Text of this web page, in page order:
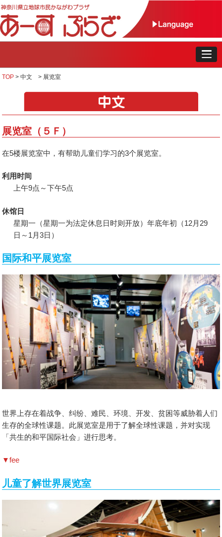
TOP >中文 > 展览室
展览室（５Ｆ）
在5楼展览室中，有帮助儿童们学习的3个展览室。
利用时间
上午9点～下午5点
休馆日
星期一（星期一为法定休息日时则开放）年底年初（12月29
日～1月3日）
国际和平展览室
世界上存在着战争、纠纷、难民、环境、开发、贫困等威胁着人们
生存的全球性课题。此展览室是用于了解全球性课题，并对实现
「共生的和平国际社会」进行思考。
▼fee
儿童了解世界展览室